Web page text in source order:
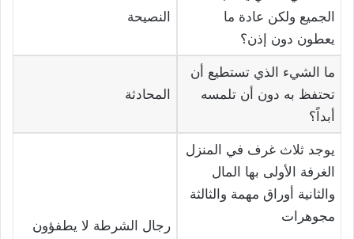
الجميع ولكن عادة ما
يعطون دون إذن؟
النصيحة
ما الشيء الذي تستطيع أن
تحتفظ به دون أن تلمسه
أبداً؟
المحادثة
يوجد ثلاث غرف في المنزل
الغرفة الأولى بها المال
والثانية أوراق مهمة والثالثة
مجوهرات
رجال الشرطة لا يطفؤون